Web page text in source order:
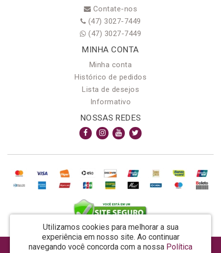
Contate-nos
(47) 3027-7449
(47) 3027-7449
MINHA CONTA
Minha conta
Histórico de pedidos
Lista de desejos
Informativo
NOSSAS REDES
Utilizamos cookies para melhorar a sua
experiência em nosso site. Ao continuar
navegando você concorda com a nossa Política
AROMA & MAGIA MANUF DE PROD COSMECEUTICOS LTDA EPP - CNPJ: 81.362.295/0001-48